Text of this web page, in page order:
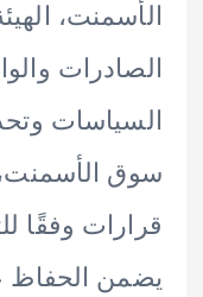
الهيئة
والواردات.
وتحديث
الأسمنت،
وفقًا
الحفاظ على